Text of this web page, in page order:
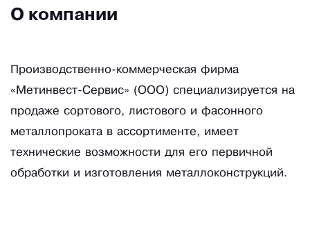
О компании
Производственно-коммерческая фирма
«Метинвест-Сервис» (ООО) специализируется на
продаже сортового, листового и фасонного
металлопроката в ассортименте, имеет
технические возможности для его первичной
обработки и изготовления металлоконструкций.